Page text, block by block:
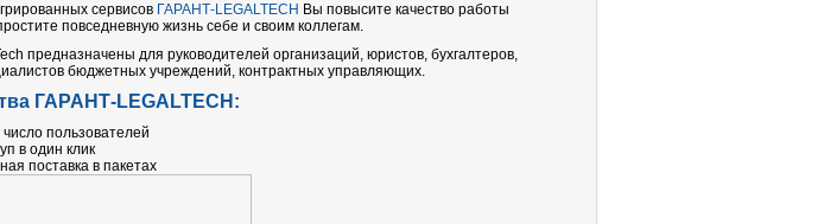
сервисов ГАРАНТ-LEGALTECH Вы повысите качество работы
повседневную жизнь себе и своим коллегам.
предназначены для руководителей организаций, юристов, бухгалтеров,
бюджетных учреждений, контрактных управляющих.
ГАРАНТ-LEGALTECH:
пользователей
в один клик
поставка в пакетах